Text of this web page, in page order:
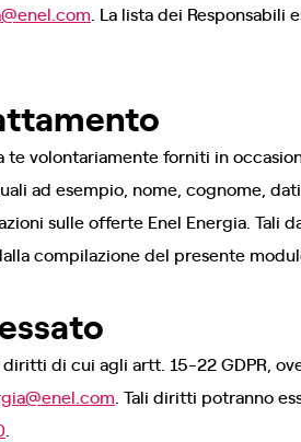
. La lista dei
volontariamente forniti in
ad esempio, nome, cognome,
sulle offerte Enel Energia. Tali
compilazione del presente
di cui agli artt. 15-22 GDPR,
. Tali diritti potranno